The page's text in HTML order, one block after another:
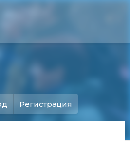
Регистрация